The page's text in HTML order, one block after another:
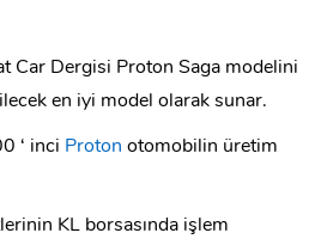
Car Dergisi Proton Saga modelini
en iyi model olarak sunar.
‘ inci Proton otomobilin üretim
KL borsasında işlem